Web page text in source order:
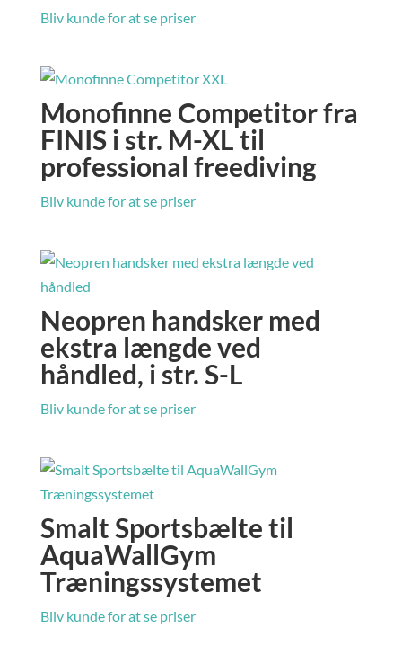
Bliv kunde for at se priser
Monofinne Competitor fra
FINIS i str. M-XL til
professional freediving
Bliv kunde for at se priser
Neopren handsker med
ekstra længde ved
håndled, i str. S-L
Bliv kunde for at se priser
Smalt Sportsbælte til
AquaWallGym
Træningssystemet
Bliv kunde for at se priser